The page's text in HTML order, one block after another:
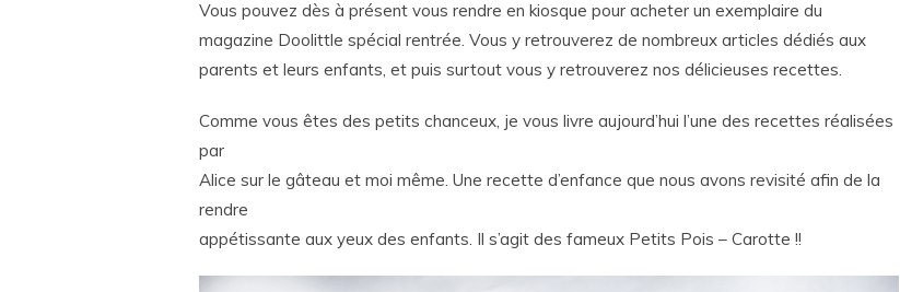
Vous pouvez dès à présent vous rendre en kiosque pour acheter un exemplaire du
magazine Doolittle spécial rentrée. Vous y retrouverez de nombreux articles dédiés aux
parents et leurs enfants, et puis surtout vous y retrouverez nos délicieuses recettes.
Comme vous êtes des petits chanceux, je vous livre aujourd’hui l’une des recettes réalisées
par
Alice sur le gâteau et moi même. Une recette d’enfance que nous avons revisité afin de la
rendre
appétissante aux yeux des enfants. Il s’agit des fameux Petits Pois – Carotte !!